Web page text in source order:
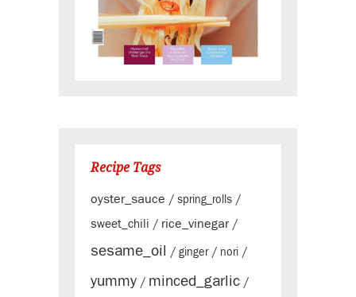
Recipe Tags
oyster_sauce / spring_rolls /
sweet_chili / rice_vinegar/
sesame_oil / ginger/ nori /
yummy / minced_garlic /